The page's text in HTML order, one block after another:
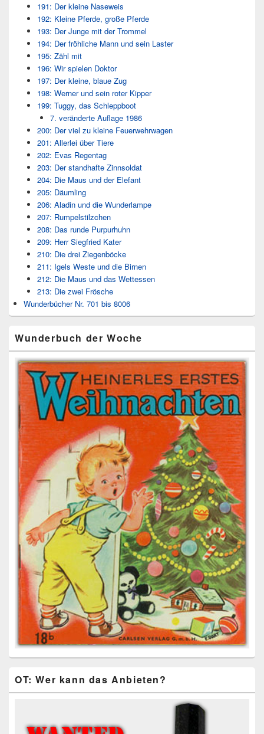
191: Der kleine Naseweis
192: Kleine Pferde, große Pferde
193: Der Junge mit der Trommel
194: Der fröhliche Mann und sein Laster
195: Zähl mit
196: Wir spielen Doktor
197: Der kleine, blaue Zug
198: Werner und sein roter Kipper
199: Tuggy, das Schleppboot
7. veränderte Auflage 1986
200: Der viel zu kleine Feuerwehrwagen
201: Allerlei über Tiere
202: Evas Regentag
203: Der standhafte Zinnsoldat
204: Die Maus und der Elefant
205: Däumling
206: Aladin und die Wunderlampe
207: Rumpelstilzchen
208: Das runde Purpurhuhn
209: Herr Siegfried Kater
210: Die drei Ziegenböcke
211: Igels Weste und die Birnen
212: Die Maus und das Wettessen
213: Die zwei Frösche
Wunderbücher Nr. 701 bis 8006
Wunderbuch der Woche
OT: Wer kann das Anbieten?